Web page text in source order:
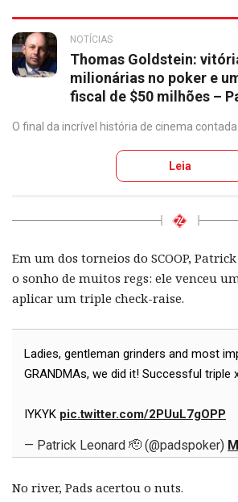
NOTÍCIAS
Thomas Goldstein:
milionárias no poker e
fiscal de $50 milhões –
O final da incrível história de cinema
Leia
Em um dos torneios do SCOOP,
o sonho de muitos regs: ele venceu
aplicar um triple check-raise.
Ladies, gentleman grinders and most
GRANDMAs, we did it! Successful triple
IYKYK pic.twitter.com/2PUuL7gOPP
— Patrick Leonard 🫡 (@padspoker)
No river, Pads acertou o nuts.